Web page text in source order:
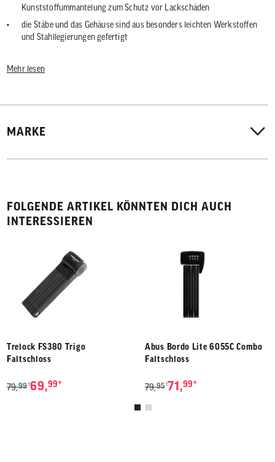
Kunststoffummantelung zum Schutz vor Lackschäden
die Stäbe und das Gehäuse sind aus besonders leichten Werkstoffen
und Stahllegierungen gefertigt
hochwertiger Automatikzylinder
Bedienung per Schlüssel (kein aktives Abschließen notwendig)
Abus Security Level Bike 7
Mehr lesen
MARKE
FOLGENDE ARTIKEL KÖNNTEN DICH AUCH
INTERESSIEREN
Trelock FS380 Trigo
Faltschloss
79,99 169,99*
Abus Bordo Lite 6055C Combo
Faltschloss
79,95 171,99*